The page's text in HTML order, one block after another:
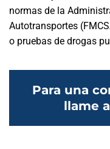
normas de la
Autotransportes
o pruebas de drogas
Para una
llame